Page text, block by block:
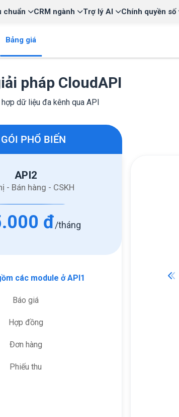
chuẩn CRM ngành Trợ lý AI Chính quyền số
Bảng giá
pháp CloudAPI
dữ liệu đa kênh qua API
GÓI PHỔ BIẾN
API2
- Bán hàng - CSKH
đ/tháng
các module ở API1
Báo giá
Hợp đồng
Đơn hàng
Phiếu thu